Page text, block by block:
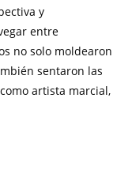
y
entre
no solo moldearon
sentaron las
artista marcial,